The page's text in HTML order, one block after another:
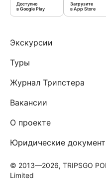
Доступно
в Google Play
Загрузите
в App Store
Экскурсии
Туры
Журнал Трипстера
Вакансии
О проекте
Юридические
© 2013—2026, TRIPSGO
Limited